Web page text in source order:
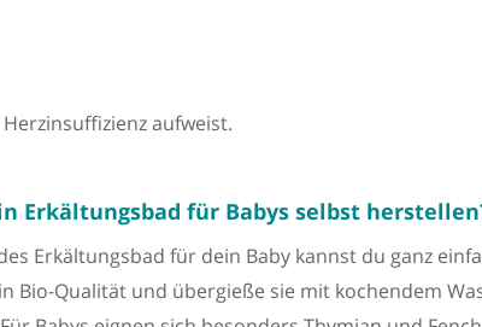
aufweist.
Erkältungsbad für Babys selbst
Erkältungsbad für dein Baby kannst du ganz
Bio-Qualität und übergieße sie mit kochendem